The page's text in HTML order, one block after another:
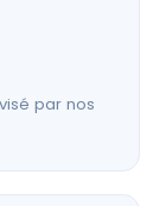
par nos